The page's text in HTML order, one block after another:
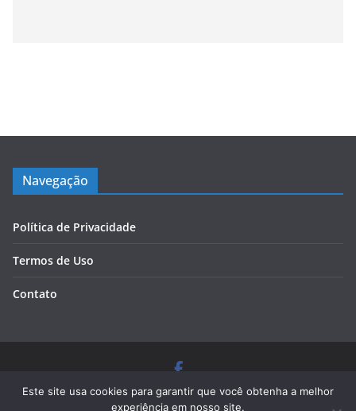
Navegação
Política de Privacidade
Termos de Uso
Contato
Copyright © 2026 Blog Cursos de Qualidade. Todos os
direitos reservados.
Este site usa cookies para garantir que você obtenha a melhor
experiência em nosso site.